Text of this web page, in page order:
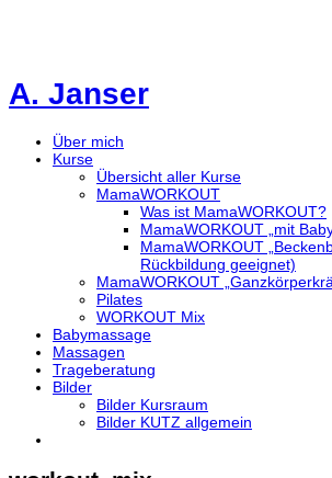
A. Janser
Über mich
Kurse
Übersicht aller Kurse
MamaWORKOUT
Was ist MamaWORKOUT?
MamaWORKOUT „mit
MamaWORKOUT
Rückbildung geeignet)
MamaWORKOUT
Pilates
WORKOUT Mix
Babymassage
Massagen
Trageberatung
Bilder
Bilder Kursraum
Bilder KUTZ allgemein